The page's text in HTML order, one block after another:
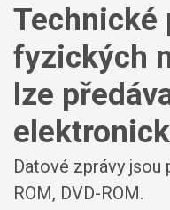
Technické
fyzických
lze
Datové zprávy jsou
ROM, DVD-ROM.